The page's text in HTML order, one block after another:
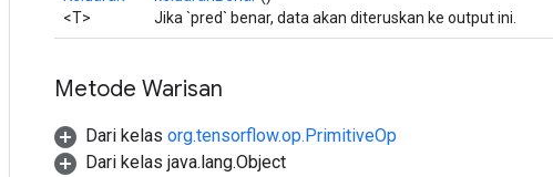
<T>
Jika `pred` benar, data akan diteruskan ke output ini.
Metode Warisan
Dari kelas org.tensorflow.op.PrimitiveOp
Dari kelas java.lang.Object